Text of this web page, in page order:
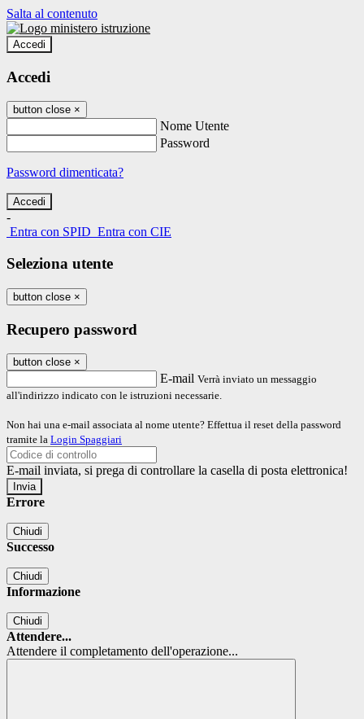
Salta al contenuto
Accedi
Accedi
button close ×
Nome Utente
Password
Password dimenticata?
-
Entra con SPID Entra con CIE
Seleziona utente
button close ×
Recupero password
button close ×
E-mail Verrà inviato un messaggio
all'indirizzo indicato con le istruzioni necessarie.
Non hai una e-mail associata al nome utente? Effettua il reset della password
tramite la Login Spaggiari
E-mail inviata, si prega di controllare la casella di posta elettronica!
Errore
Chiudi
Successo
Chiudi
Informazione
Chiudi
Attendere...
Attendere il completamento dell'operazione...